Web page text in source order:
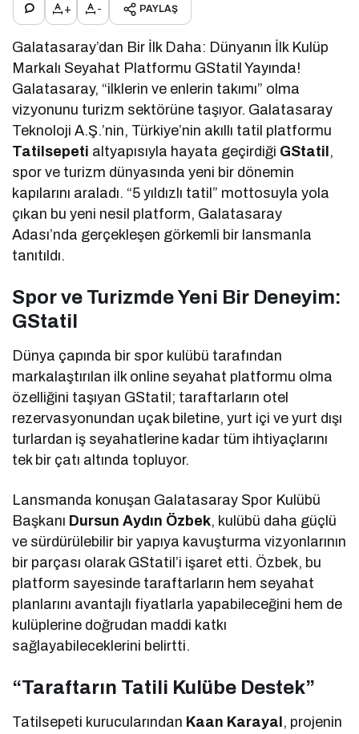
+ - PAYLAŞ
Galatasaray’dan Bir İlk Daha: Dünyanın İlk Kulüp
Markalı Seyahat Platformu GStatil Yayında!
Galatasaray, “ilklerin ve enlerin takımı” olma
vizyonunu turizm sektörüne taşıyor. Galatasaray
Teknoloji A.Ş.’nin, Türkiye’nin akıllı tatil platformu
Tatilsepeti altyapısıyla hayata geçirdiği GStatil,
spor ve turizm dünyasında yeni bir dönemin
kapılarını araladı. “5 yıldızlı tatil” mottosuyla yola
çıkan bu yeni nesil platform, Galatasaray
Adası’nda gerçekleşen görkemli bir lansmanla
tanıtıldı.
Spor ve Turizmde Yeni Bir Deneyim:
GStatil
Dünya çapında bir spor kulübü tarafından
markalaştırılan ilk online seyahat platformu olma
özelliğini taşıyan GStatil; taraftarların otel
rezervasyonundan uçak biletine, yurt içi ve yurt dışı
turlardan iş seyahatlerine kadar tüm ihtiyaçlarını
tek bir çatı altında topluyor.
Lansmanda konuşan Galatasaray Spor Kulübü
Başkanı Dursun Aydın Özbek, kulübü daha güçlü
ve sürdürülebilir bir yapıya kavuşturma vizyonlarının
bir parçası olarak GStatil’i işaret etti. Özbek, bu
platform sayesinde taraftarların hem seyahat
planlarını avantajlı fiyatlarla yapabileceğini hem de
kulüplerine doğrudan maddi katkı
sağlayabileceklerini belirtti.
“Taraftarın Tatili Kulübe Destek”
Tatilsepeti kurucularından Kaan Karayal, projenin